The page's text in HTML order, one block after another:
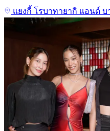
แยงกี้ โรบาทายากิ แอนด์ บ